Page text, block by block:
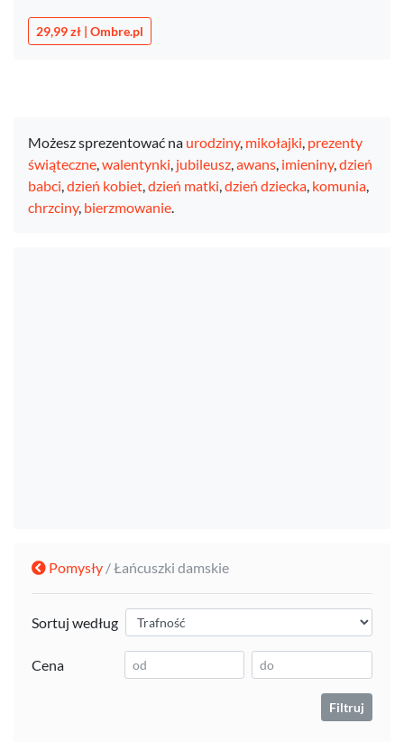
29,99 zł | Ombre.pl
Możesz sprezentować na urodziny, mikołajki, prezenty
świąteczne,walentynki, jubileusz,awans, imieniny,dzień
babci,dzień kobiet,dzień matki,dzień dziecka, komunia,
chrzciny, bierzmowanie.
Pomysły / Łańcuszki damskie
Sortuj według
Cena
Filtruj